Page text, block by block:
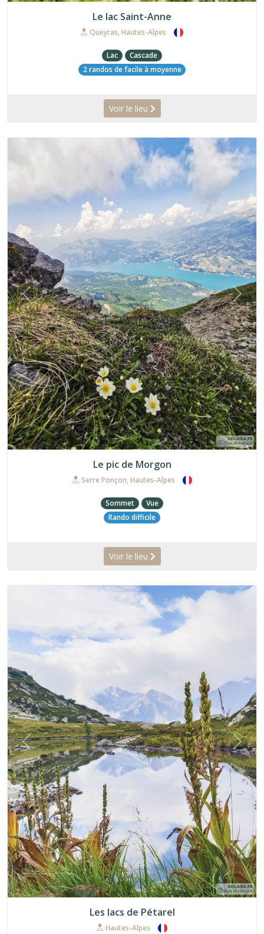
Le lac Saint-Anne
Queyras, Hautes-Alpes
Lac
Cascade
2 randos de facile à moyenne
Voir le lieu
Précédent
Le pic de Morgon
Serre Ponçon, Hautes-Alpes
Sommet
Vue
Rando difficile
Voir le lieu
Précédent
Les lacs de Pétarel
Hautes-Alpes